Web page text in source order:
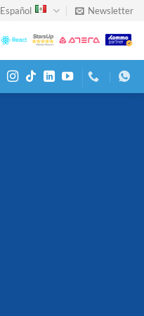
Español Newsletter